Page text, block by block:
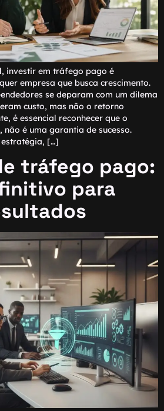
investir em tráfego pago é
empresa que busca crescimento.
se deparam com um dilema
custo, mas não o retorno
é essencial reconhecer que o
é uma garantia de sucesso.
[…]
tráfego pago:
para